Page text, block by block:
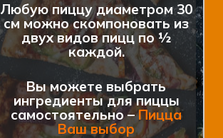
Любую пиццу диаметром 30
см можно скомпоновать из
двух видов пицц по ½
каждой.
Вы можете выбрать
ингредиенты для пиццы
самостоятельно –Пицца
Ваш выбор